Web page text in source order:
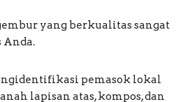
yang berkualitas sangat
pemasok lokal
lapisan atas, kompos, dan